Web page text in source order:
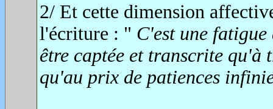
2/ Et cette dimension
l'écriture : " C'est une
être captée et transcrite
qu'au prix de patiences